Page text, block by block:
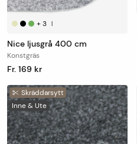
+3 |
Nice ljusgrå 400 cm
Konstgräs
Fr. 169 kr
Skräddarsytt
Inne & Ute